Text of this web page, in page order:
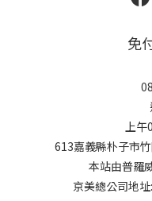
免
上午
613嘉義縣朴子市
本站由普羅
京美總公司地